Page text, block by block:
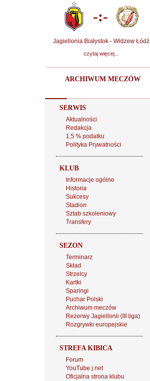
-:-
Jagiellonia Białystok - Widzew Łódź
czytaj więcej...
ARCHIWUM MECZÓW
SERWIS
Aktualności
Redakcja
1,5 % podatku
Polityka Prywatności
KLUB
Informacje ogólne
Historia
Sukcesy
Stadion
Sztab szkoleniowy
Transfery
SEZON
Terminarz
Skład
Strzelcy
Kartki
Sparingi
Puchar Polski
Archiwum meczów
Rezerwy Jagiellonii (III liga)
Rozgrywki europejskie
STREFA KIBICA
Forum
YouTube j.net
Oficjalna strona klubu